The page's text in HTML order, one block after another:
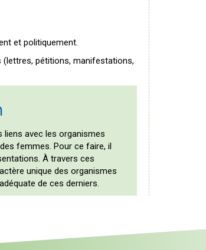
et politiquement.
(lettres, pétitions, manifestations,
liens avec les organismes
femmes. Pour ce faire, il
À travers ces
unique des organismes
de ces derniers.